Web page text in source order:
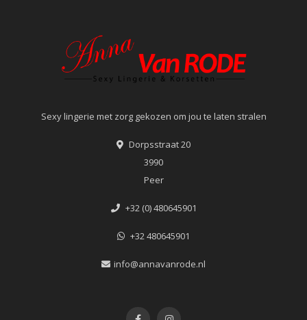
Sexy lingerie met zorg gekozen om jou te laten stralen
Dorpsstraat 20
3990
Peer
+32 (0) 480645901
+32 480645901
info@annavanrode.nl